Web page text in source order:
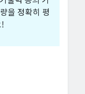
을 정확히 평